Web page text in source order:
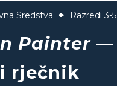
Sredstva Razredi 3-5
Painter—
rječnik